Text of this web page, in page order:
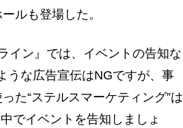
ルも登場した。
イン』では、イベントの告知な
うな広告宣伝はNGですが、事
た“ステルスマーケティング”は
でイベントを告知しましょ